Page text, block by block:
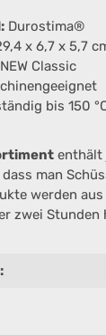
Durostima®
x 6,7 x 5,7
NEW Classic
bis 150
enthält
man
werden
zwei Stunden